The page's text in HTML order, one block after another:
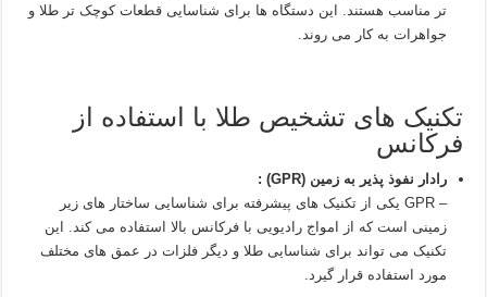
تر مناسب هستند. این دستگاه‌ ها برای شناسایی قطعات کوچک‌ تر طلا و
جواهرات به کار می‌ روند.
تکنیک‌ های تشخیص طلا با استفاده از
فرکانس
رادار نفوذ پذیر به زمین (GPR) :
– GPR یکی از تکنیک‌ های پیشرفته برای شناسایی ساختار های زیر
زمینی است که از امواج رادیویی با فرکانس بالا استفاده می‌ کند. این
تکنیک می‌ تواند برای شناسایی طلا و دیگر فلزات در عمق‌ های مختلف
مورد استفاده قرار گیرد.